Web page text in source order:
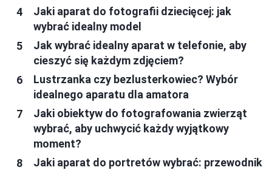
Jaki aparat do fotografii dziecięcej: jak
wybrać idealny model
Jak wybrać idealny aparat w telefonie, aby
cieszyć się każdym zdjęciem?
Lustrzanka czy bezlusterkowiec? Wybór
idealnego aparatu dla amatora
Jaki obiektyw do fotografowania zwierząt
wybrać, aby uchwycić każdy wyjątkowy
moment?
Jaki aparat do portretów wybrać: przewodnik